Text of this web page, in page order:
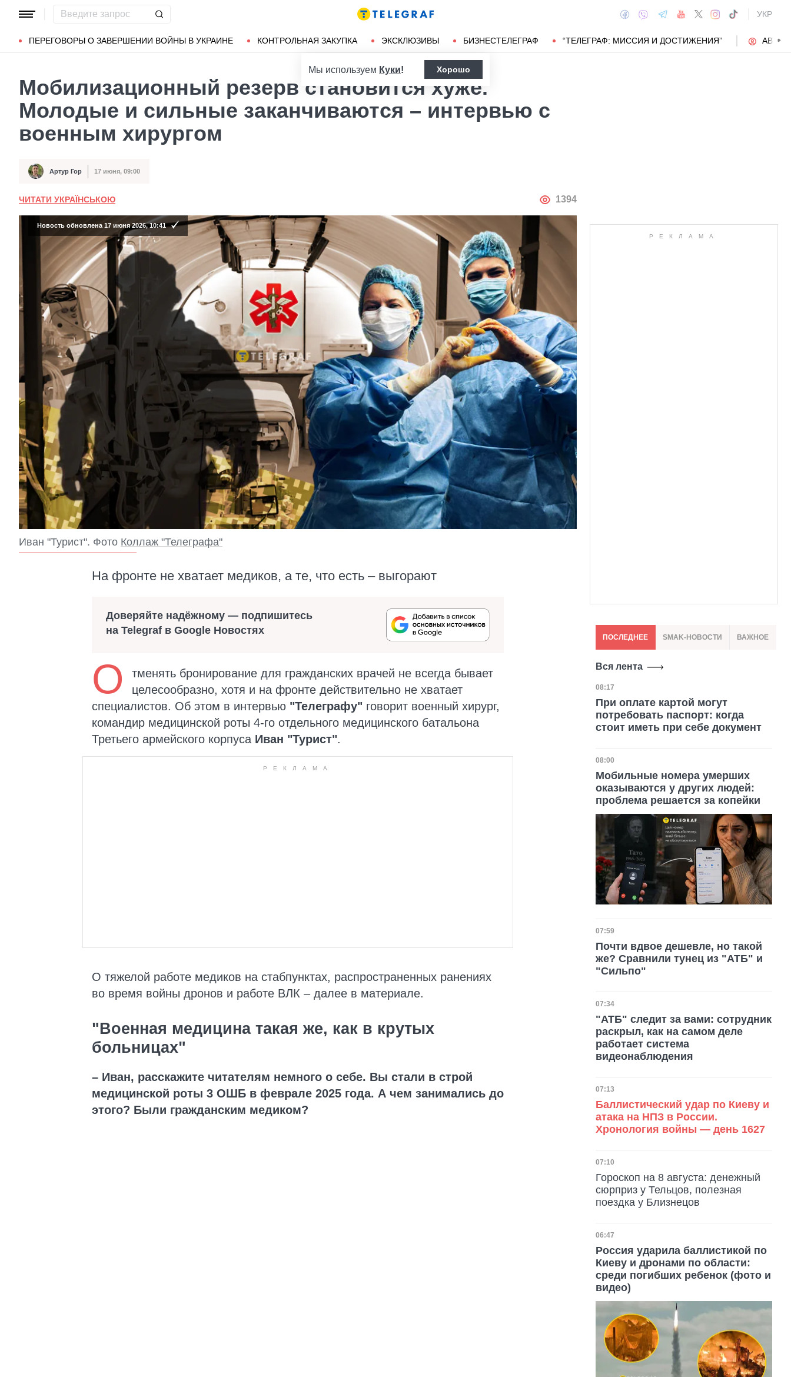
УКР
ПЕРЕГОВОРЫ О ЗАВЕРШЕНИИ ВОЙНЫ В УКРАИНЕ КОНТРОЛЬНАЯ ЗАКУПКА ЭКСКЛЮЗИВЫ БИЗНЕСТЕЛЕГРАФ “ТЕЛЕГРАФ: МИССИЯ И ДОСТИЖЕНИЯ”
Популярные запросы Мариуполь
Мы используем Куки! Хорошо
Мобилизационный резерв становится хуже.
Молодые и сильные заканчиваются – интервью с
военным хирургом
Автор Артур Гор
Дата публикации 17 июня, 09:00
ЧИТАТИ УКРАЇНСЬКОЮ АВТОР
1394
Новость обновлена 17 июня 2026, 10:41
Иван "Турист". Фото Коллаж "Телеграфа"
На фронте не хватает медиков, а те, что есть – выгорают
Доверяйте надёжному — подпишитесь
на Telegraf в Google Новостях
О
тменять бронирование для гражданских врачей не всегда бывает
целесообразно, хотя и на фронте действительно не хватает
специалистов. Об этом в интервью "Телеграфу" говорит военный хирург,
командир медицинской роты 4-го отдельного медицинского батальона
Третьего армейского корпуса Иван "Турист".
О тяжелой работе медиков на стабпунктах, распространенных ранениях
во время войны дронов и работе ВЛК – далее в материале.
"Военная медицина такая же, как в крутых
больницах"
– Иван, расскажите читателям немного о себе. Вы стали в строй
медицинской роты 3 ОШБ в феврале 2025 года. А чем занимались до
этого? Были гражданским медиком?
ПОСЛЕДНЕЕ SMAK-НОВОСТИ ВАЖНОЕ
Вся лента
Дата публикации
08:17
При оплате картой могут
потребовать паспорт: когда
стоит иметь при себе документ
Дата публикации
08:00
Мобильные номера умерших
оказываются у других людей:
проблема решается за копейки
Дата публикации
07:59
Почти вдвое дешевле, но такой
же? Сравнили тунец из "АТБ" и
"Сильпо"
Дата публикации
07:34
"АТБ" следит за вами: сотрудник
раскрыл, как на самом деле
работает система
видеонаблюдения
Дата публикации
07:13
Баллистический удар по Киеву и
атака на НПЗ в России.
Хронология войны — день 1627
Дата публикации
07:10
Гороскоп на 8 августа: денежный
сюрприз у Тельцов, полезная
поездка у Близнецов
Дата публикации
06:47
Россия ударила баллистикой по
Киеву и дронами по области:
среди погибших ребенок (фото и
видео)